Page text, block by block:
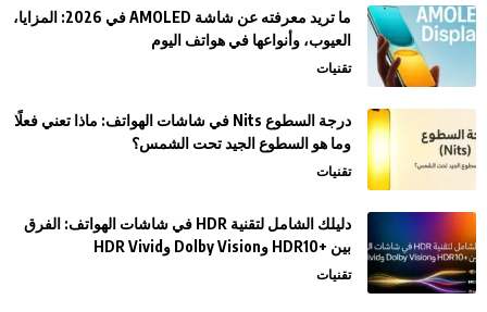
ما تريد معرفته عن شاشة AMOLED في 2026: المزايا،
العيوب، وأنواعها في هواتف اليوم
تقنيات
درجة السطوع Nits في شاشات الهواتف: ماذا تعني فعلًا
وما هو السطوع الجيد تحت الشمس؟
تقنيات
دليلك الشامل لتقنية HDR في شاشات الهواتف: الفرق
بين +HDR10 وDolby Vision وHDR Vivid
تقنيات